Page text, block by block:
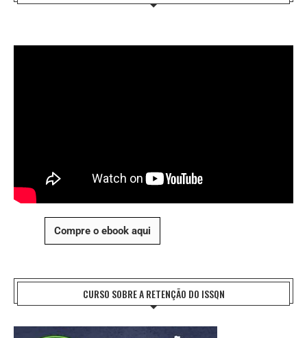
Compre o ebook aqui
CURSO SOBRE A RETENÇÃO DO ISSQN